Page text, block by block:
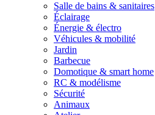
Salle de bains & sanitaires
Éclairage
Énergie & électro
Véhicules & mobilité
Jardin
Barbecue
Domotique & smart home
RC & modélisme
Sécurité
Animaux